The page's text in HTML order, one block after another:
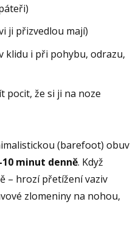
ji přizvedlou mají)
klidu i při pohybu, odrazu,
pocit, že si ji na noze
(barefoot) obuv
10 minut denně. Když
– hrozí přetížení vaziv
zlomeniny na nohou,